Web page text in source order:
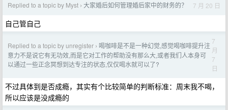
Replied to a topic by Myst › 大家婚后如何管理婚后家中的财务的？ 7 月 20 日
自己管自己
Replied to a topic by unregister › 喝咖啡是不是一种幻觉,感觉喝咖啡提升注
意力不是说它有无功效,而是它对工作的帮助没有那么大,或者我们人本身可
以通过一些正念冥想到达专注的状态,仅仅喝水就可以了?
7
月
7
日
不过具体到是否成瘾，其实有个比较简单的判断标准：周末我不喝，
所以应该是没成瘾的